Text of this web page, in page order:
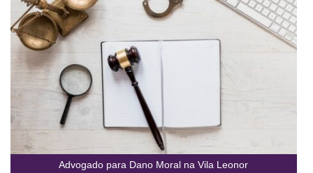
Advogado para Dano Moral na Vila Leonor